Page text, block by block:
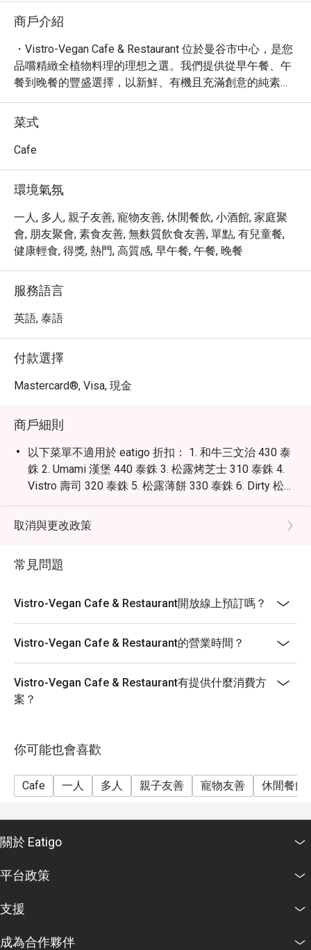
商戶介紹
・Vistro-Vegan Cafe & Restaurant 位於曼谷市中心，是您
品嚐精緻全植物料理的理想之選。我們提供從早午餐、午
餐到晚餐的豐盛選擇，以新鮮、有機且充滿創意的純素菜
餚，滿足您的味蕾。餐廳氛圍休閒、寧靜且時髦，是與親
朋好友或独自享受美食的絕佳場所。
・探索 Vistro 的特色菜單，無論是令人垂涎的小盤菜、豐
盛的主餐，或是香醇的咖啡，每一道都精心製作，充滿驚
享受無負擔的美食時光。
・透過 Eatigo 預訂 Vistro-Vegan Cafe & Restaurant，即可
享有高達 5 折的專屬優惠，輕鬆鎖定您的用餐時段，享受
物超所值的用餐體驗。
菜式
Cafe
環境氣氛
一人, 多人, 親子友善, 寵物友善, 休閒餐飲, 小酒館, 家庭聚
會, 朋友聚會, 素食友善, 無麩質飲食友善, 單點, 有兒童餐,
健康輕食, 得獎, 熱門, 高質感, 早午餐, 午餐, 晚餐
服務語言
英語, 泰語
付款選擇
Mastercard®, Visa, 現金
商戶細則
以下菜單不適用於 eatigo 折扣： 1. 和牛三文治 430 泰
銖 2. Umami 漢堡 440 泰銖 3. 松露烤芝士 310 泰銖 4.
Vistro 壽司 320 泰銖 5. 松露薄餅 330 泰銖 6. Dirty 松露
披薩 390 泰銖
取消與更改政策
常見問題
Vistro-Vegan Cafe & Restaurant開放線上預訂嗎？
Vistro-Vegan Cafe & Restaurant的營業時間？
Vistro-Vegan Cafe & Restaurant有提供什麼消費方
案？
你可能也會喜歡
Cafe 一人 多人 親子友善 寵物友善 休閒餐飲
關於 Eatigo
平台政策
支援
成為合作夥伴